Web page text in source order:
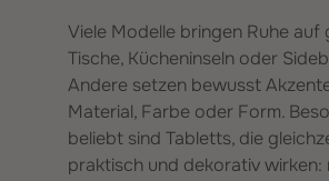
Viele Modelle bringen Ruhe auf
Tische, Kücheninseln oder
Andere setzen bewusst
Material, Farbe oder Form.
beliebt sind Tabletts, die
praktisch und dekorativ wirken: